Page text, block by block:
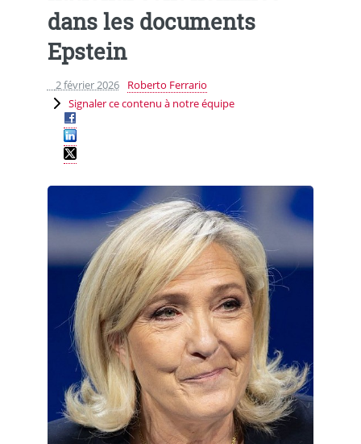
dans les documents
Epstein
2 février 2026
Roberto Ferrario
Signaler ce contenu à notre équipe